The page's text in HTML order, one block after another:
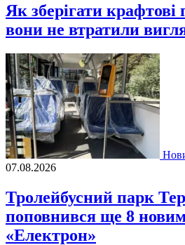
Як зберігати
вони не втратили
07.08.2026
Тролейбусний парк
поповнився ще 8
«Електрон»